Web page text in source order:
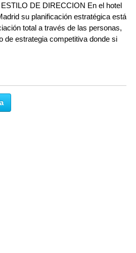
DE DIRECCION En el hotel
su planificación estratégica está
total a través de las personas,
de estrategia competitiva donde si